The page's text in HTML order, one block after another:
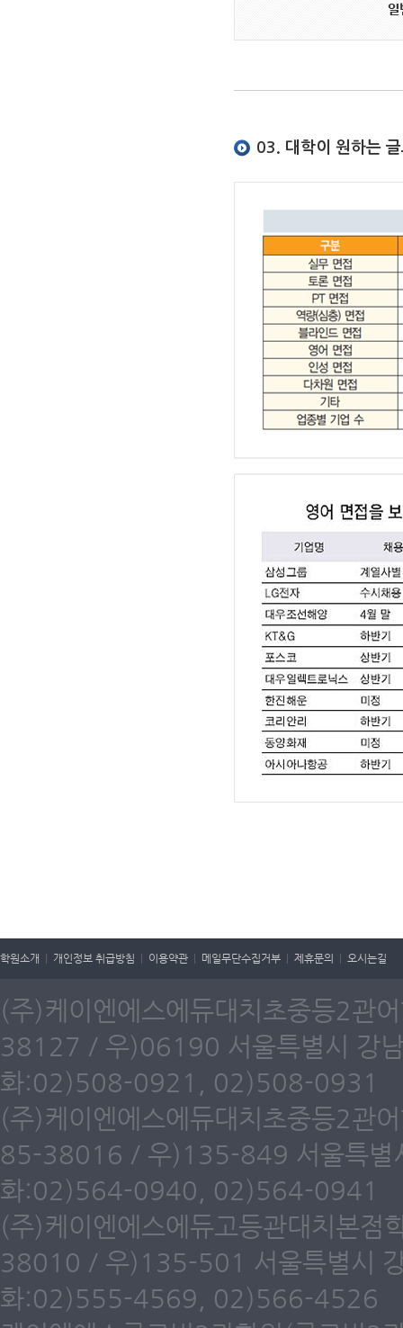
03. 대학이 원하는
학원소개 개인정보 취급방침 이용약관 메일무단수집거부 제휴문의 오시는길
(주)케이엔에스에듀대치초중등2
38127 / 우)06190 서울특별시 강
화:02)508-0921, 02)508-0931
(주)케이엔에스에듀대치초중등2관
85-38016 / 우)135-849 서울특별
화:02)564-0940, 02)564-0941
(주)케이엔에스에듀고등관대치본
38010 / 우)135-501 서울특별시
화:02)555-4569, 02)566-4526